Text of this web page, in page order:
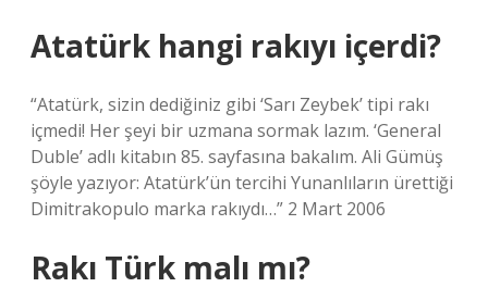
Atatürk hangi rakıyı içerdi?
“Atatürk, sizin dediğiniz gibi ‘Sarı Zeybek’ tipi rakı
içmedi! Her şeyi bir uzmana sormak lazım. ‘General
Duble’ adlı kitabın 85. sayfasına bakalım. Ali Gümüş
şöyle yazıyor: Atatürk’ün tercihi Yunanlıların ürettiği
Dimitrakopulo marka rakıydı…” 2 Mart 2006
Rakı Türk malı mı?